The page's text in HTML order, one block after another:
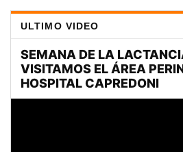
ULTIMO VIDEO